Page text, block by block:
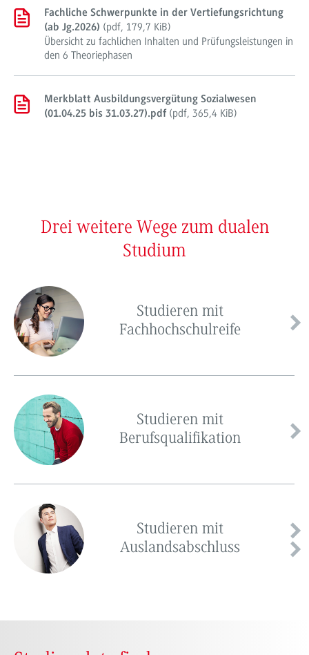
Fachliche Schwerpunkte in der Vertiefungsrichtung
(ab Jg.2026) (pdf, 179,7 KiB)
Übersicht zu fachlichen Inhalten und Prüfungsleistungen in
den 6 Theoriephasen
Merkblatt Ausbildungsvergütung Sozialwesen
(01.04.25 bis 31.03.27).pdf(pdf, 365,4 KiB)
Drei weitere Wege zum dualen
Studium
Studieren mit
Fachhochschulreife
Studieren mit
Berufsqualifikation
Studieren mit
Auslandsabschluss